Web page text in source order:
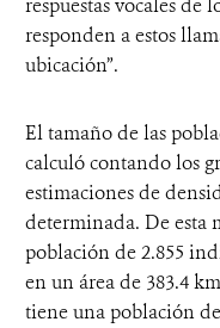
respuestas vocales de
responden a estos
ubicación”.
El tamaño de las
calculó contando los
estimaciones de
determinada. De esta
población de 2.855
en un área de 383.4 km
tiene una población